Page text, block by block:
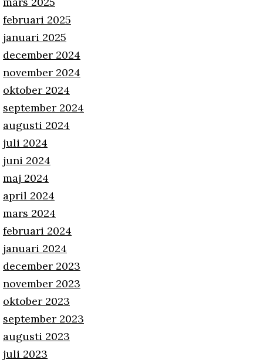
februari 2025
januari 2025
december 2024
november 2024
oktober 2024
september 2024
augusti 2024
juli 2024
juni 2024
maj 2024
april 2024
mars 2024
februari 2024
januari 2024
december 2023
november 2023
oktober 2023
september 2023
augusti 2023
juli 2023